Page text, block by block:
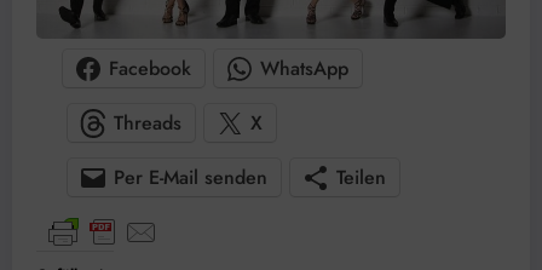
Facebook
WhatsApp
Threads
X
Per E-Mail senden
Teilen